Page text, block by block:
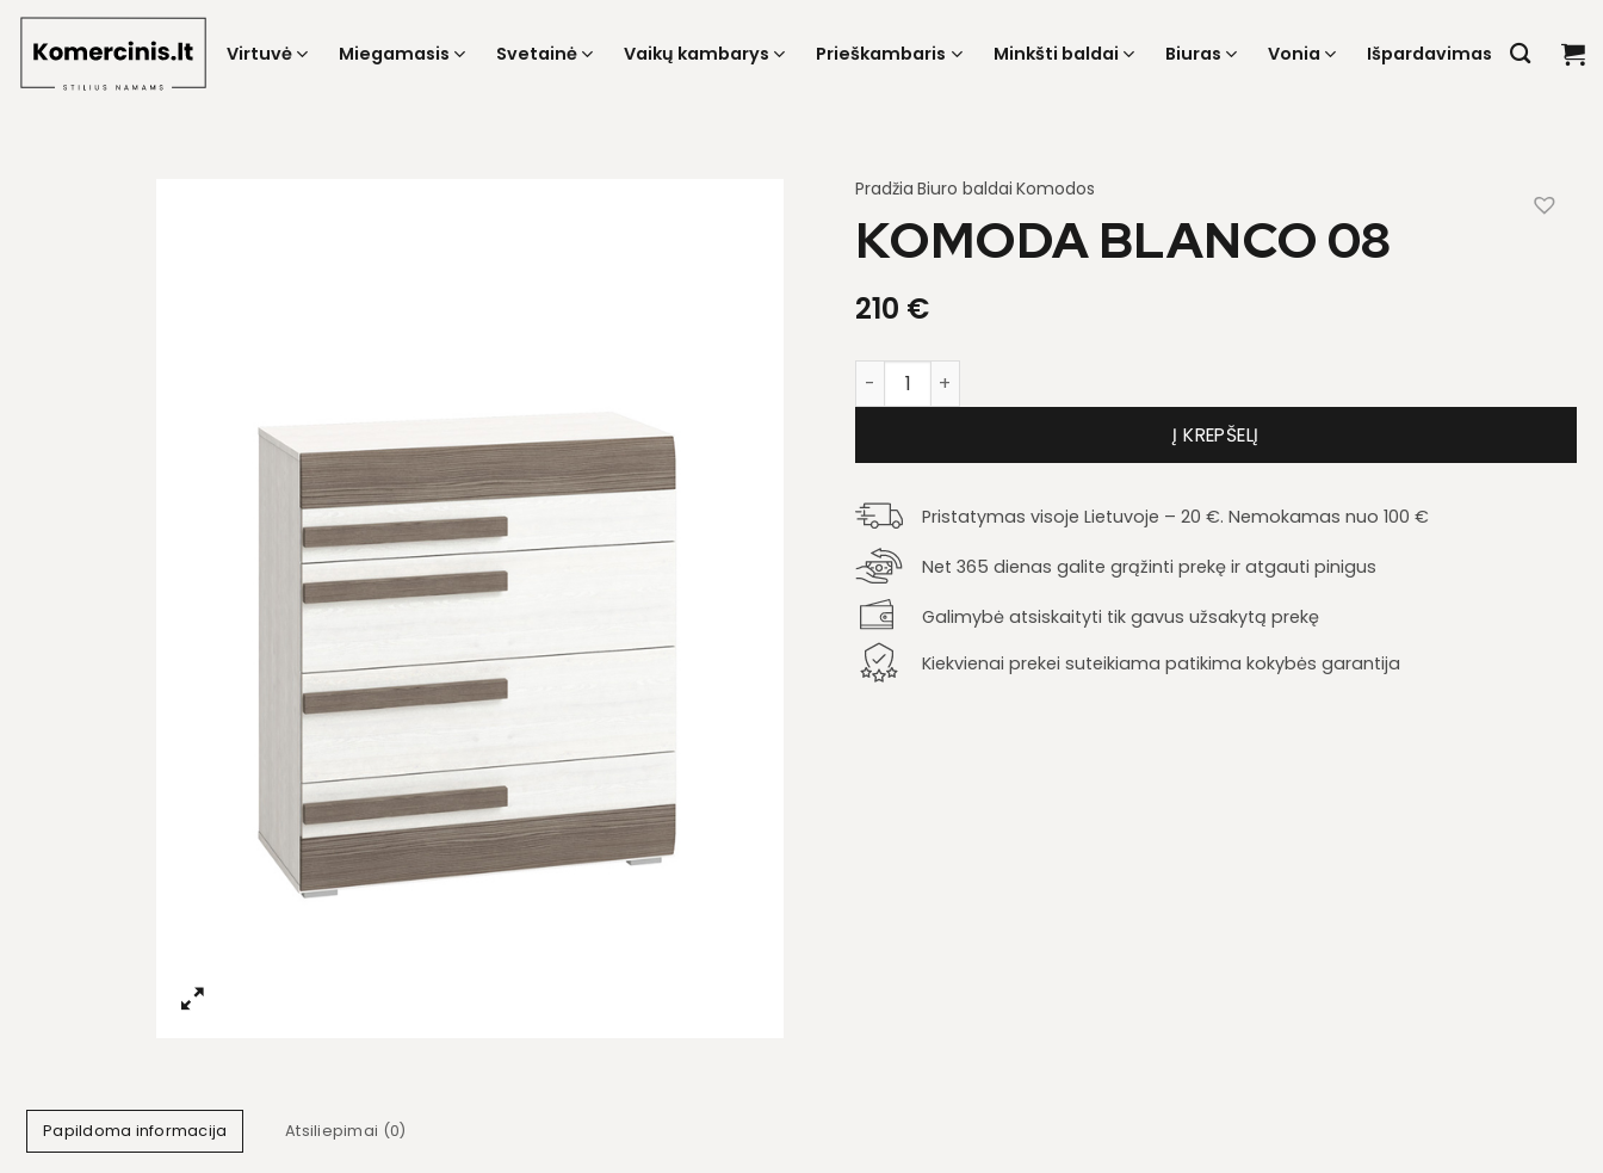
Skip
Virtuvė Miegamasis Svetainė Vaikų kambarys Prieškambaris Minkšti baldai Biuras Vonia Išpardavimas
Papildoma informacija Atsiliepimai (0)
Pradžia Biuro baldai Komodos
KOMODA BLANCO 08
210 €
produkto kiekis: Komoda Blanco 08
Į KREPŠELĮ
Pristatymas visoje Lietuvoje – 20 €. Nemokamas nuo 100 €
Net 365 dienas galite grąžinti prekę ir atgauti pinigus
Galimybė atsiskaityti tik gavus užsakytą prekę
Kiekvienai prekei suteikiama patikima kokybės garantija